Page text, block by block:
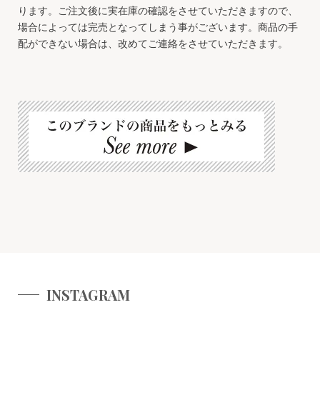
ります。ご注文後に実在庫の確認をさせていただきますので、
場合によっては完売となってしまう事がございます。商品の手
配ができない場合は、改めてご連絡をさせていただきます。
INSTAGRAM